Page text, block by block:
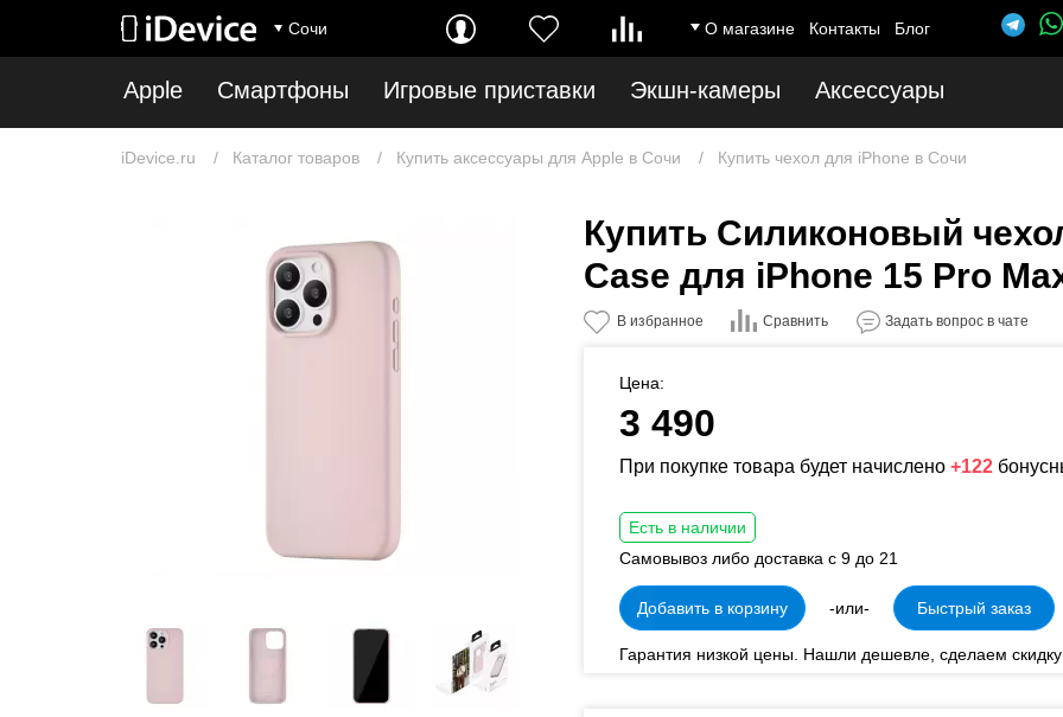
Сочи О магазине Контакты Блог
Apple Смартфоны Игровые приставки Экшн-камеры Аксессуары
iDevice.ru Каталог товаров Купить аксессуары для Apple в Сочи Купить чехол для iPhone в Сочи
Купить Силиконовый
Case для iPhone 15 Pro
В избранное Сравнить Задать вопрос в чате
Цена:
3 490
При покупке товара будет начислено +122
Есть в наличии
Самовывоз либо доставка с 9 до 21
Добавить в корзину -или- Быстрый заказ
Гарантия низкой цены. Нашли дешевле, сделаем